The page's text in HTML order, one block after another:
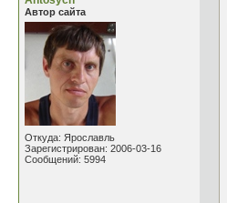
Автор сайта
Откуда: Ярославль
Зарегистрирован: 2006-03-16
Сообщений: 5994